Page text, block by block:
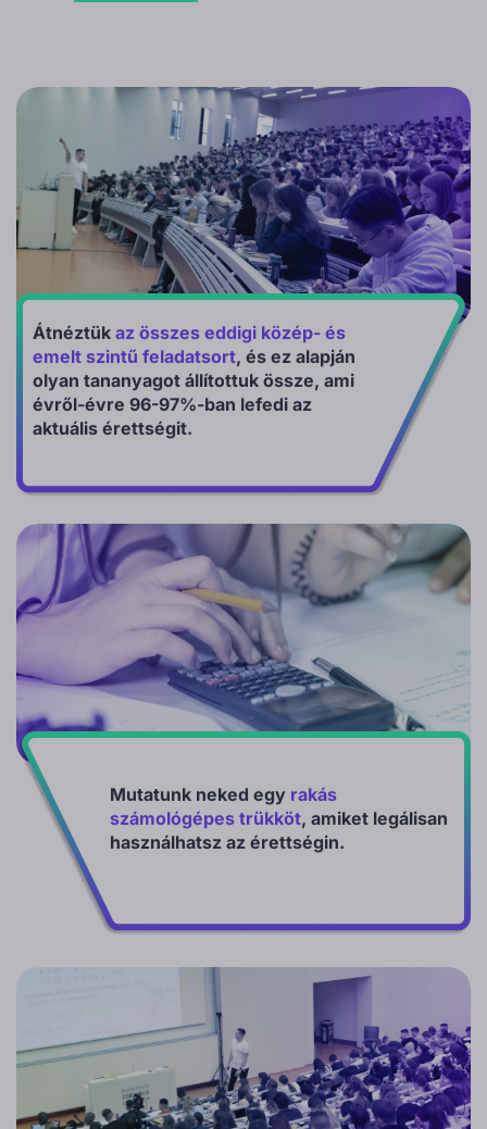
Átnéztük az összes eddigi közép- és
emelt szintű feladatsort, és ez alapján
olyan tananyagot állítottuk össze, ami
évről-évre 96-97%-ban lefedi az
aktuális érettségit.
Mutatunk neked egy rakás
számológépes trükköt, amiket legálisan
használhatsz az érettségin.